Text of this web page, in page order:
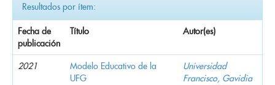
Resultados por ítem:
Fecha de
publicación
Título Autor(es)
2021
Modelo Educativo de la
UFG
Universidad
Francisco, Gavidia